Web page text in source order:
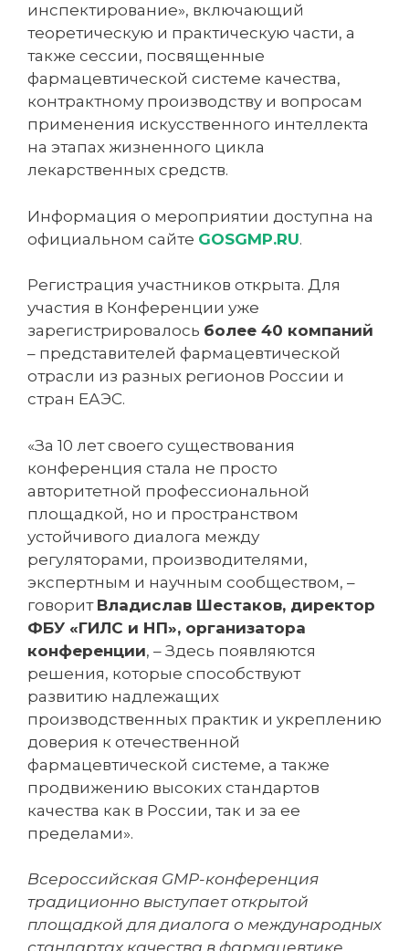
инспектирование», включающий
теоретическую и практическую части, а
также сессии, посвященные
фармацевтической системе качества,
контрактному производству и вопросам
применения искусственного интеллекта
на этапах жизненного цикла
лекарственных средств.
Информация о мероприятии доступна на
официальном сайте GOSGMP.RU.
Регистрация участников открыта. Для
участия в Конференции уже
зарегистрировалось более 40 компаний
– представителей фармацевтической
отрасли из разных регионов России и
стран ЕАЭС.
«За 10 лет своего существования
конференция стала не просто
авторитетной профессиональной
площадкой, но и пространством
устойчивого диалога между
регуляторами, производителями,
экспертным и научным сообществом, –
говорит Владислав Шестаков, директор
ФБУ «ГИЛС и НП», организатора
конференции, – Здесь появляются
решения, которые способствуют
развитию надлежащих
производственных практик и укреплению
доверия к отечественной
фармацевтической системе, а также
продвижению высоких стандартов
качества как в России, так и за ее
пределами».
Всероссийская GMP-конференция
традиционно выступает открытой
площадкой для диалога о международных
стандартах качества в фармацевтике,